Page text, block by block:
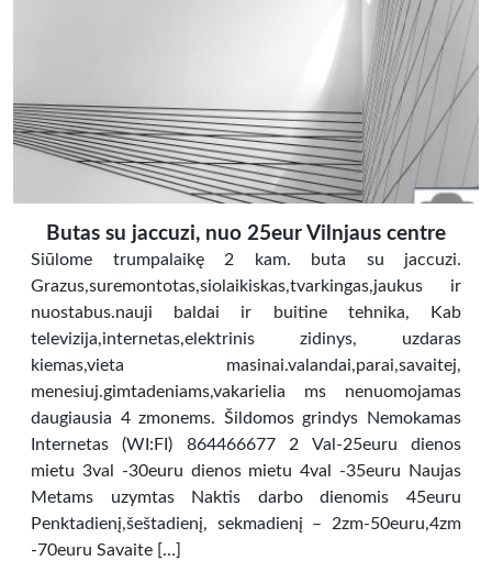
Butas su jaccuzi, nuo 25eur Vilnjaus centre
Siūlome trumpalaikę 2 kam. buta su jaccuzi.
Grazus,suremontotas,siolaikiskas,tvarkingas,jaukus ir
nuostabus.nauji baldai ir buitine tehnika, Kab
televizija,internetas,elektrinis zidinys, uzdaras
kiemas,vieta masinai.valandai,parai,savaitej,
menesiuj.gimtadeniams,vakarielia ms nenuomojamas
daugiausia 4 zmonems. Šildomos grindys Nemokamas
Internetas (WI:FI) 864466677 2 Val-25euru dienos
mietu 3val -30euru dienos mietu 4val -35euru Naujas
Metams uzymtas Naktis darbo dienomis 45euru
Penktadienį,šeštadienį, sekmadienį – 2zm-50euru,4zm
-70euru Savaite […]